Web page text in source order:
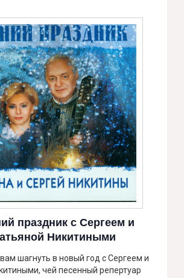
праздник с Сергеем и
Никитиными
шагнуть в новый год с Сергеем и
чей песенный репертуар